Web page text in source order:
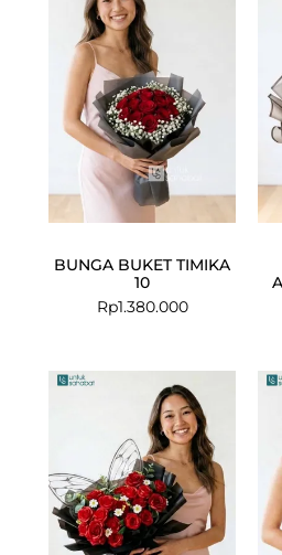
BUNGA BUKET TIMIKA
10
Rp1.380.000